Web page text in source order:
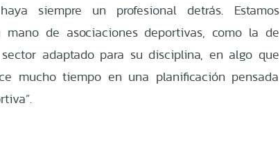
siempre un profesional detrás. Estamos
de asociaciones deportivas, como la de
adaptado para su disciplina, en algo que
mucho tiempo en una planificación pensada